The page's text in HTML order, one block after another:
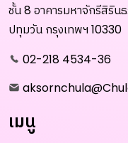
ชั้น 8 อาคารมหาจักรีสิริน
ปทุมวัน กรุงเทพฯ 10330
02-218 4534-36
เมนู